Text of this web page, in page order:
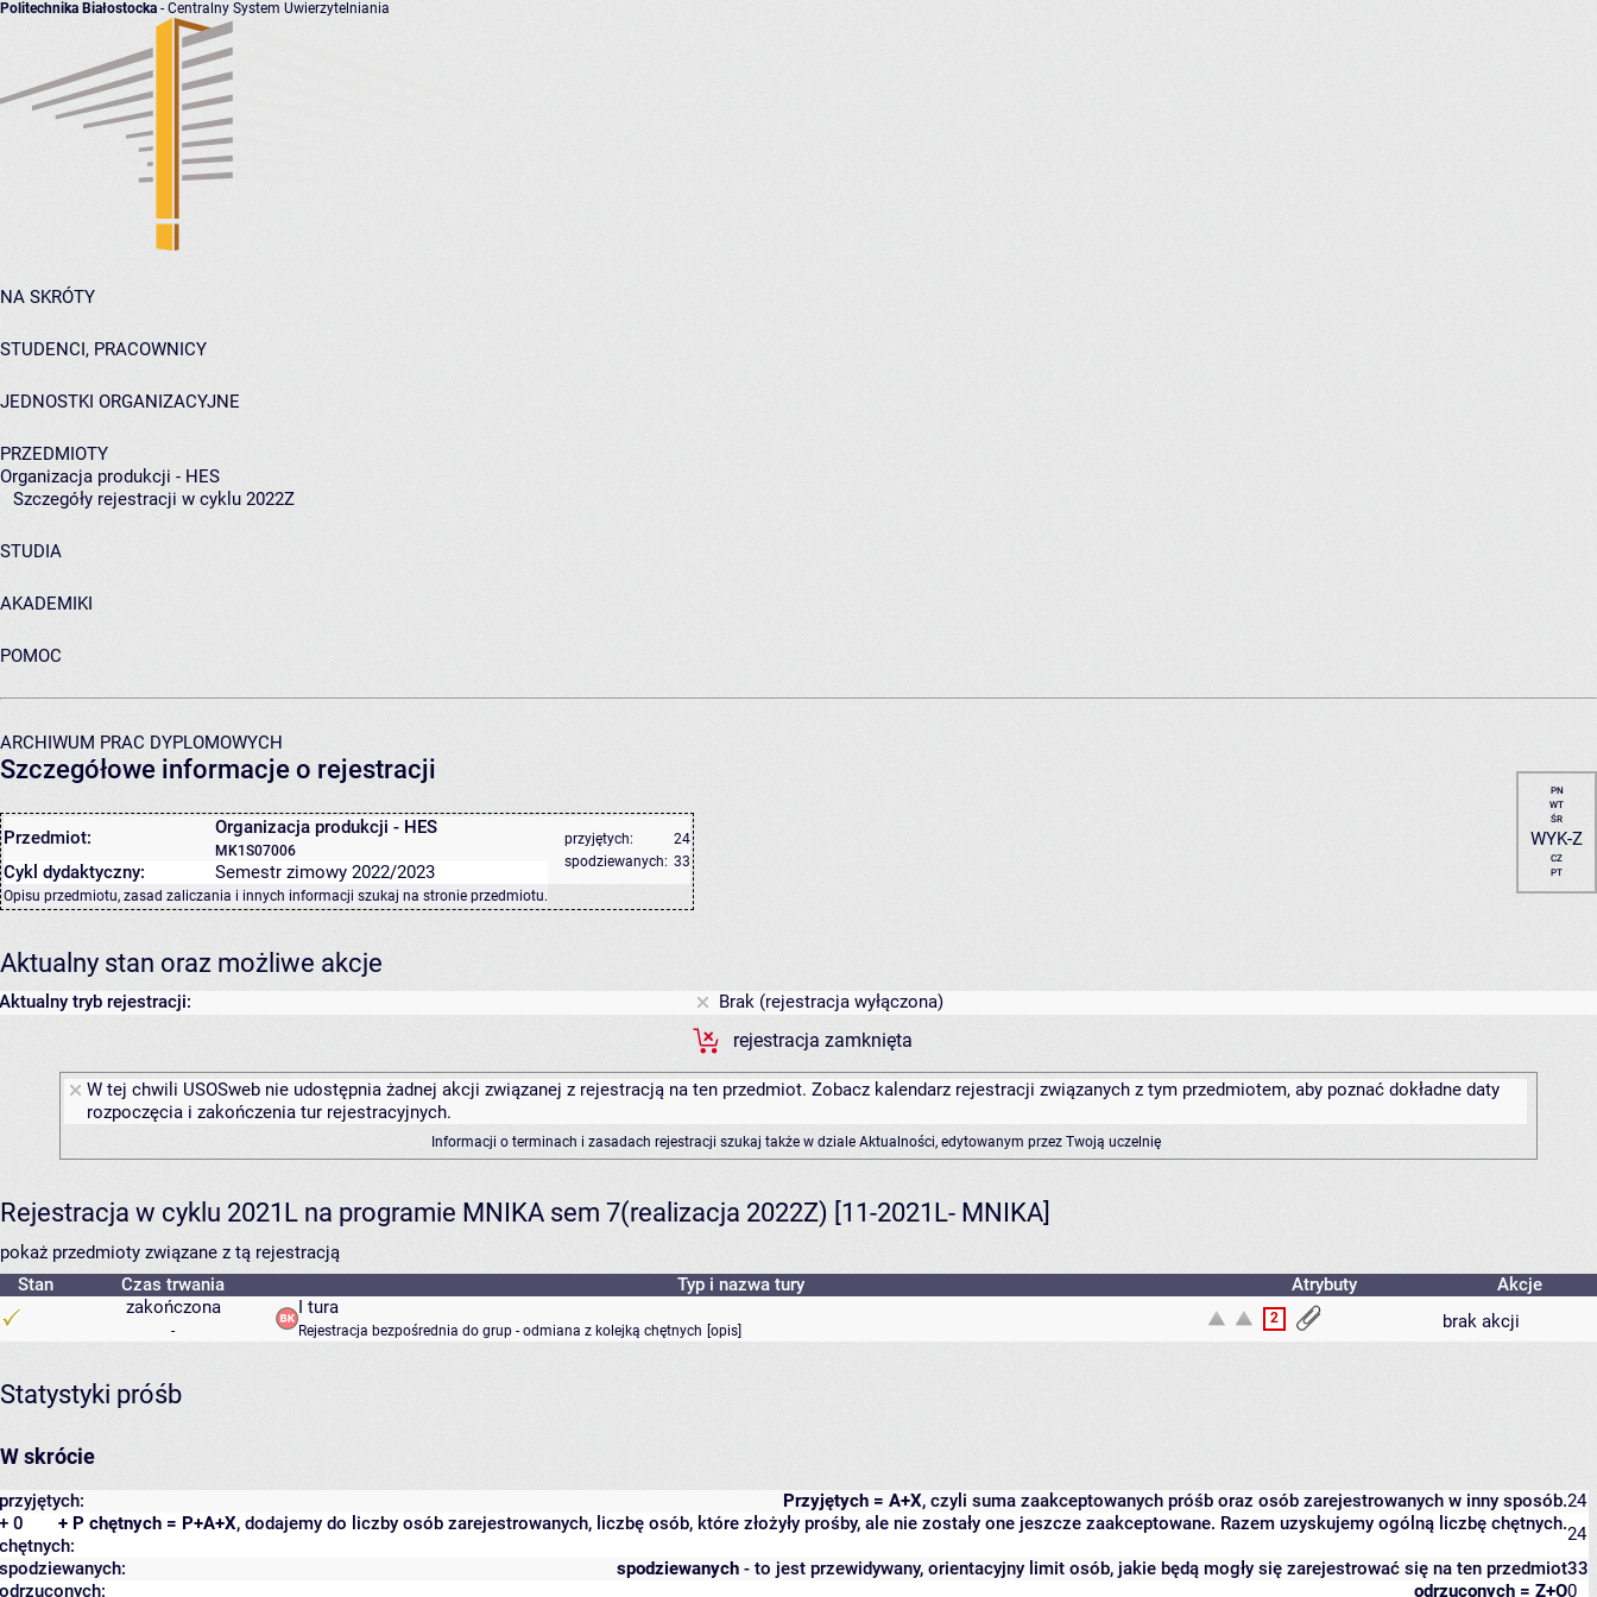
Politechnika Białostocka - Centralny System Uwierzytelniania
NA SKRÓTY
STUDENCI, PRACOWNICY
JEDNOSTKI ORGANIZACYJNE
PRZEDMIOTY
Organizacja produkcji - HES
Szczegóły rejestracji w cyklu 2022Z
STUDIA
AKADEMIKI
POMOC
ARCHIWUM PRAC DYPLOMOWYCH
Szczegółowe informacje o rejestracji
Przedmiot: Organizacja produkcji - HES
MK1S07006
przyjętych:
24
spodziewanych: 33
Cykl dydaktyczny: Semestr zimowy 2022/2023
Opisu przedmiotu, zasad zaliczania i innych informacji szukaj na stronie przedmiotu.
PN
WT
ŚR
WYK-Z
CZ
PT
Aktualny stan oraz możliwe akcje
Aktualny tryb rejestracji:
Brak (rejestracja wyłączona)
rejestracja zamknięta
W tej chwili USOSweb nie udostępnia żadnej akcji związanej z rejestracją na ten przedmiot. Zobacz kalendarz rejestracji związanych z tym przedmiotem, aby poznać dokładne daty
rozpoczęcia i zakończenia tur rejestracyjnych.
Informacji o terminach i zasadach rejestracji szukaj także w dziale Aktualności, edytowanym przez Twoją uczelnię
Rejestracja w cyklu 2021L na programie MNIKA sem 7(realizacja 2022Z) [11-2021L- MNIKA]
pokaż przedmioty związane z tą rejestracją
Stan
Czas trwania Typ i nazwa tury Atrybuty
Akcje
zakończona
-
I tura
Rejestracja bezpośrednia do grup - odmiana z kolejką chętnych [opis]
2 brak akcji
Statystyki próśb
W skrócie
Przyjętych = A+X, czyli suma zaakceptowanych próśb oraz osób zarejestrowanych w inny sposób.
przyjętych:
24
+ P chętnych = P+A+X, dodajemy do liczby osób zarejestrowanych, liczbę osób, które złożyły prośby, ale nie zostały one jeszcze zaakceptowane. Razem uzyskujemy ogólną liczbę chętnych.
+ 0
chętnych:
24
spodziewanych - to jest przewidywany, orientacyjny limit osób, jakie będą mogły się zarejestrować się na ten przedmiot
spodziewanych:
33
odrzuconych = Z+O
odrzuconych: 0